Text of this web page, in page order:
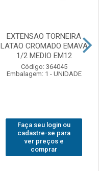
EXTENSAO TORNEIRA
LATAO CROMADO EMAVA
1/2 MEDIO EM12
Código: 364045
Embalagem: 1 - UNIDADE
Faça seu login ou
cadastre-se para
ver preços e
comprar